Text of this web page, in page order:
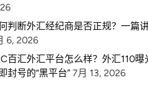
判断外汇经纪商是否正规？一篇
6, 2026
百汇外汇平台怎么样？外汇110曝
封号的“黑平台” 7月 13, 2026